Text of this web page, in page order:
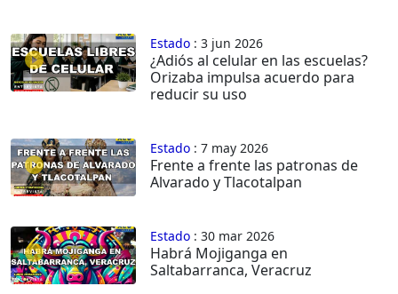
Estado : 3 jun 2026
¿Adiós al celular en las escuelas?
Orizaba impulsa acuerdo para
reducir su uso
Estado : 7 may 2026
Frente a frente las patronas de
Alvarado y Tlacotalpan
Estado : 30 mar 2026
Habrá Mojiganga en
Saltabarranca, Veracruz